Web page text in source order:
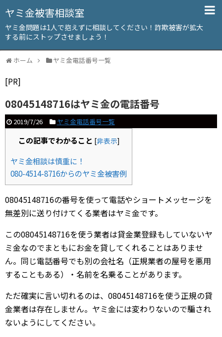
ヤミ金被害相談室
ヤミ金問題は1人で抱えずに相談してください！詐欺被害が拡大
する前にストップさせましょう！
ホーム ヤミ金電話番号一覧
[PR]
08045148716はヤミ金の電話番号
2019/7/26 ヤミ金電話番号一覧
この記事でわかること [非表示]
ヤミ金相談は慎重に！
080-4514-8716からのヤミ金被害例
08045148716の番号を使って電話やショートメッセージを
無差別に送り付けてくる業者はヤミ金です。
この08045148716を使う業者は貸金業登録もしていないヤ
ミ金なのでまともにお金を貸してくれることはありませ
ん。同じ電話番号でも別の会社名（正規業者の屋号を悪用
することもある）・名前を名乗ることがあります。
ただ確実に言い切れるのは、08045148716を使う正規の貸
金業者は存在しません。ヤミ金には変わりないので騙され
ないようにしてください。